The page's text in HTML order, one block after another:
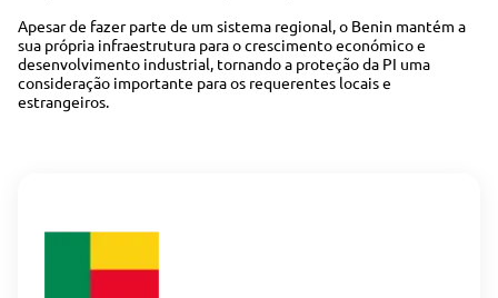
Apesar de fazer parte de um sistema regional, o Benin mantém a
sua própria infraestrutura para o crescimento económico e
desenvolvimento industrial, tornando a proteção da PI uma
consideração importante para os requerentes locais e
estrangeiros.